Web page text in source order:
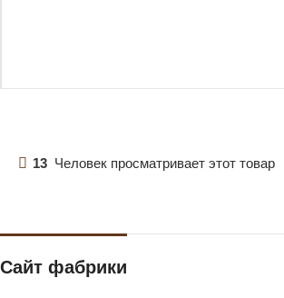
13 Человек просматривает этот товар
Сайт фабрики